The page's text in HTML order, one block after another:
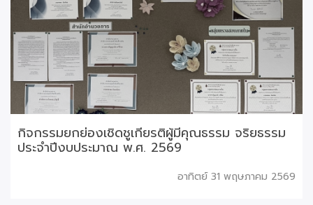
กิจกรรมยกย่องเชิดชูเกียรติผู้มีคุณธรรม จริยธรรม
ประจำปีงบประมาณ พ.ศ. 2569
อาทิตย์ 31 พฤษภาคม 2569